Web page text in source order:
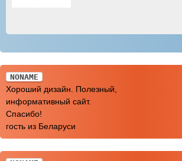
NONAME
Хороший дизайн. Полезный,
информативный сайт.
Спасибо!
гость из Беларуси